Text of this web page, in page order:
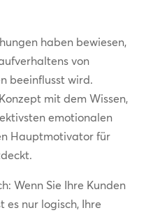
haben bewiesen,
von
beeinflusst wird.
mit dem Wissen,
emotionalen
Hauptmotivator für
Wenn Sie Ihre Kunden
es nur logisch, Ihre